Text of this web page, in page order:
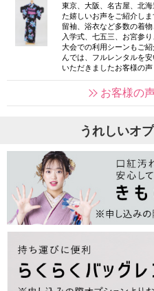
東京、大阪、名古屋、北
た嬉しいお声をご紹介し
留袖、浴衣など多数の着
入学式、七五三、お宮参
大会での利用シーンもご
んでは、フルレンタルを
いただきましたお客様の
お客様の
うれしいオ